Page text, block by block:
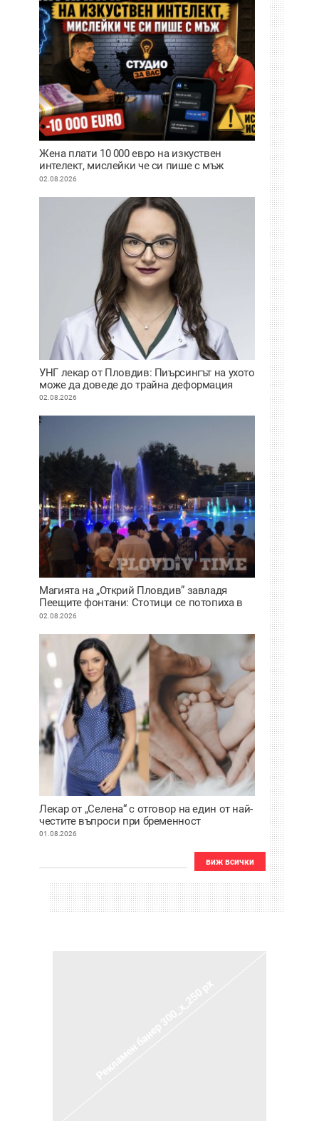
Жена плати 10 000 евро на изкуствен
интелект, мислейки че си пише с мъж
ВИДЕО
02.08.2026
УНГ лекар от Пловдив: Пиърсингът на ухото
може да доведе до трайна деформация
02.08.2026
Магията на „Открий Пловдив” завладя
Пеещите фонтани: Стотици се потопиха в
историята на града под тепетата
02.08.2026
Лекар от „Селена“ с отговор на един от най-
честите въпроси при бременност
01.08.2026
виж всички